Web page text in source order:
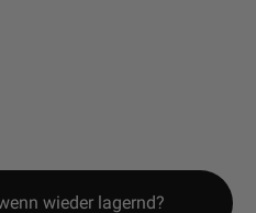
wieder lagernd?